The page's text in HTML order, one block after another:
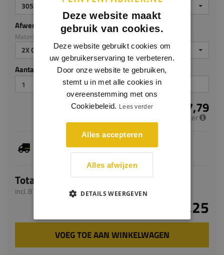
3050
Afwerking
Materiaal: MDF brandvertragend
2X GEGROND
Aantal stuks
€ 17,79
per meter
Je hebt gekozen voor maatwerk, de verwachte
levertijd bedraagt 5-7 werkdagen
Totaal
incl. BTW
€ 54,25
VOEG TOE AAN WINKELWAGEN
Deze website maakt
gebruik van cookies.
Deze website gebruikt cookies om
uw gebruikerservaring te verbeteren.
Door onze website te gebruiken,
stemt u in met alle cookies in
overeenstemming met ons
Cookiebeleid. Lees verder
Alles accepteren
Alles afwijzen
DETAILS WEERGEVEN